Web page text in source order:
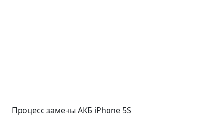
Процесс замены АКБ iPhone 5S